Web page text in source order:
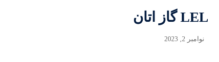
LEL گاز اتان
نوامبر 2, 2023